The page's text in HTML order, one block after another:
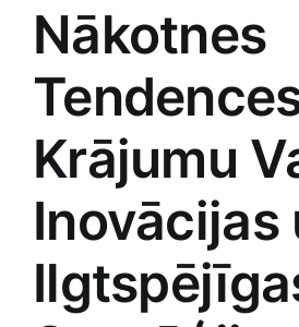
Nākotnes
Krājumu
Inovācijas